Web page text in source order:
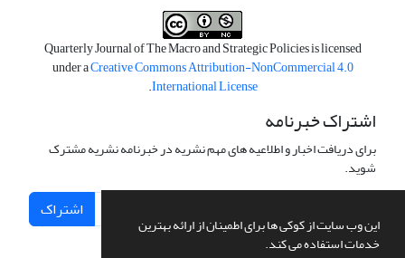
این وب سایت از کوکی ها برای اطمینان از ارائه بهترین
خدمات استفاده می کند.
Quarterly Journal of The Macro and Strategic Policies is licensed
under aCreative Commons Attribution-NonCommercial 4.0
International License
.
اشتراک خبرنامه
برای دریافت اخبار و اطلاعیه های مهم نشریه در خبرنامه نشریه مشترک
شوید.
اشتراک